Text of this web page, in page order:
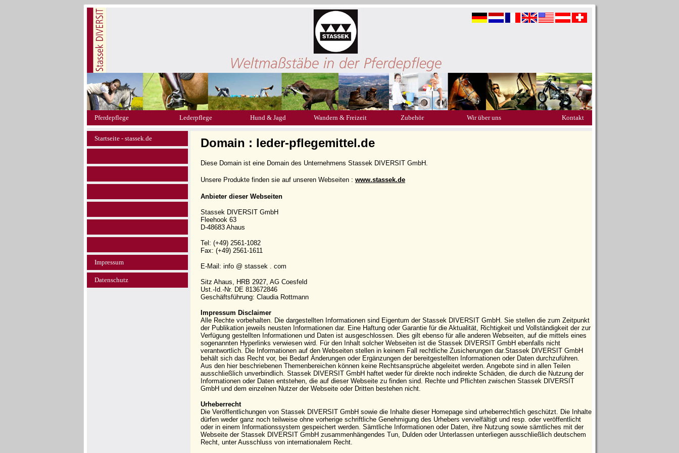
Pferdepflege Lederpflege Hund & Jagd Wandern & Freizeit Zubehör Wir über uns Kontakt
Startseite - stassek.de
Impressum
Datenschutz
Domain : leder-pflegemittel.de
Diese Domain ist eine Domain des Unternehmens Stassek DIVERSIT GmbH.
Unsere Produkte finden sie auf unseren Webseiten : www.stassek.de
Anbieter dieser Webseiten
Stassek DIVERSIT GmbH
Fleehook 63
D-48683 Ahaus
Tel: (+49) 2561-1082
Fax: (+49) 2561-1611
E-Mail: info @ stassek . com
Sitz Ahaus, HRB 2927, AG Coesfeld
Ust.-Id.-Nr. DE 813672846
Geschäftsführung: Claudia Rottmann
Impressum Disclaimer
Alle Rechte vorbehalten. Die dargestellten Informationen sind Eigentum der Stassek DIVERSIT GmbH. Sie stellen die zum Zeitpunkt
der Publikation jeweils neusten Informationen dar. Eine Haftung oder Garantie für die Aktualität, Richtigkeit und Vollständigkeit der zur
Verfügung gestellten Informationen und Daten ist ausgeschlossen. Dies gilt ebenso für alle anderen Webseiten, auf die mittels eines
sogenannten Hyperlinks verwiesen wird. Für den Inhalt solcher Webseiten ist die Stassek DIVERSIT GmbH ebenfalls nicht
verantwortlich. Die Informationen auf den Webseiten stellen in keinem Fall rechtliche Zusicherungen dar.Stassek DIVERSIT GmbH
behält sich das Recht vor, bei Bedarf Änderungen oder Ergänzungen der bereitgestellten Informationen oder Daten durchzuführen.
Aus den hier beschriebenen Themenbereichen können keine Rechtsansprüche abgeleitet werden. Angebote sind in allen Teilen
ausschließlich unverbindlich. Stassek DIVERSIT GmbH haftet weder für direkte noch indirekte Schäden, die durch die Nutzung der
Informationen oder Daten entstehen, die auf dieser Webseite zu finden sind. Rechte und Pflichten zwischen Stassek DIVERSIT
GmbH und dem einzelnen Nutzer der Webseite oder Dritten bestehen nicht.
Urheberrecht
Die Veröffentlichungen von Stassek DIVERSIT GmbH sowie die Inhalte dieser Homepage sind urheberrechtlich geschützt. Die Inhalte
dürfen weder ganz noch teilweise ohne vorherige schriftliche Genehmigung des Urhebers vervielfältigt und resp. oder veröffentlicht
oder in einem Informationssystem gespeichert werden. Sämtliche Informationen oder Daten, ihre Nutzung sowie sämtliches mit der
Webseite der Stassek DIVERSIT GmbH zusammenhängendes Tun, Dulden oder Unterlassen unterliegen ausschließlich deutschem
Recht, unter Ausschluss von internationalem Recht.